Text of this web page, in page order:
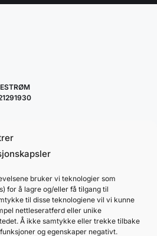
bruker vi teknologier som
for å lagre og/eller få tilgang til
til disse teknologiene vil vi kunne
nettleseratferd eller unike
Å ikke samtykke eller trekke tilbake
og egenskaper negativt.